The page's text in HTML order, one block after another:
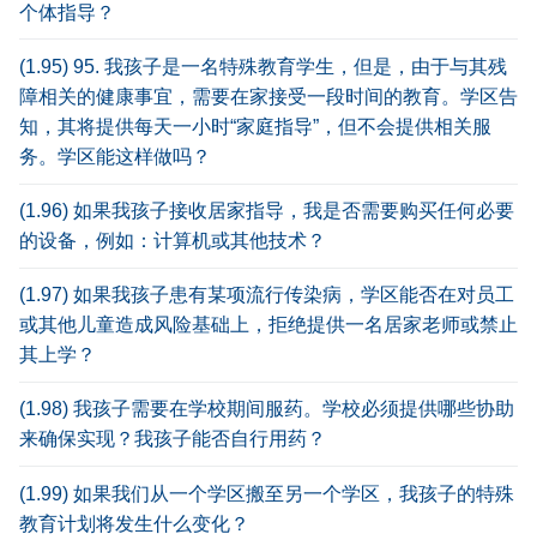
个体指导？
(1.95) 95. 我孩子是一名特殊教育学生，但是，由于与其残
障相关的健康事宜，需要在家接受一段时间的教育。学区告
知，其将提供每天一小时“家庭指导”，但不会提供相关服
务。学区能这样做吗？
(1.96) 如果我孩子接收居家指导，我是否需要购买任何必要
的设备，例如：计算机或其他技术？
(1.97) 如果我孩子患有某项流行传染病，学区能否在对员工
或其他儿童造成风险基础上，拒绝提供一名居家老师或禁止
其上学？
(1.98) 我孩子需要在学校期间服药。学校必须提供哪些协助
来确保实现？我孩子能否自行用药？
(1.99) 如果我们从一个学区搬至另一个学区，我孩子的特殊
教育计划将发生什么变化？